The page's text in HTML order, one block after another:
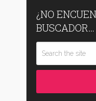
¿NO
BUSCADOR…